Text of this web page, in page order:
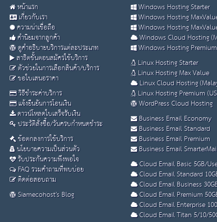
หน้าแรก
เกี่ยวกับเรา
ความน่าเชื่อถือ
คำนิยมจากลูกค้า
ดูคำอธิบายบริการแต่ละประเภท
สาธิตขั้นตอนสมัครใช้บริการ
ตัวช่วยในการเลือกสินค้า/บริการ
ขอใบเสนอราคา
วิธีชำระค่าบริการ
แจ้งยืนยันการโอนเงิน
ดาวน์โหลดใบเสร็จรับเงิน
ประวัติสั่งซื้อ/วันครบกำหนดชำระ
ข้อตกลงการใช้บริการ
นโยบายความเป็นส่วนตัว
รับประกันความพึงพอใจ
FAQ รวมคำถามที่พบบ่อย
ติดต่อสอบถาม
Siamecohost's Blog
Windows Hosting Starter
Windows Hosting
Windows Hosting
Windows Cloud Hosting
Windows Hosting
Linux Hosting Starter
Linux Hosting Max Value
Linux Cloud Hosting
Linux Hosting Premium
WordPress Cloud Hosting
Business Email Economy
Business Email Standard
Business Email Premium
Business Email
Cloud Email Basic 5GB/
Cloud Email Standard
Cloud Email Business
Cloud Email Premium
Cloud Email Enterprise
Cloud Email Titan 5/10/